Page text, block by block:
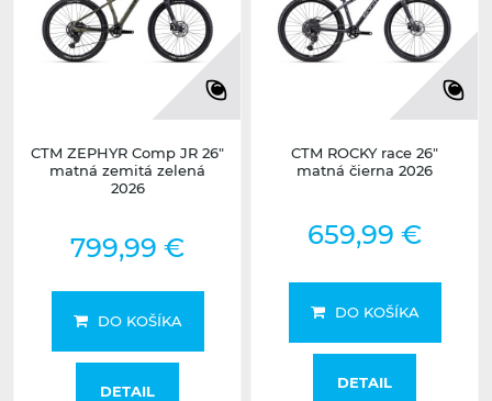
CTM ZEPHYR Comp JR 26"
matná zemitá zelená
2026
799,99 €
DO KOŠÍKA
DETAIL
CTM ROCKY race 26"
matná čierna 2026
659,99 €
DO KOŠÍKA
DETAIL